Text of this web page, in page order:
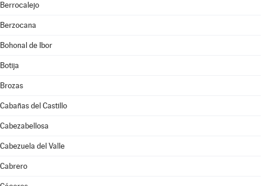
Berrocalejo
Berzocana
Bohonal de Ibor
Botija
Brozas
Cabañas del Castillo
Cabezabellosa
Cabezuela del Valle
Cabrero